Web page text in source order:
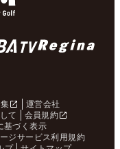
運営会社
て
会員規約
基づく表示
ジサービス利用規約